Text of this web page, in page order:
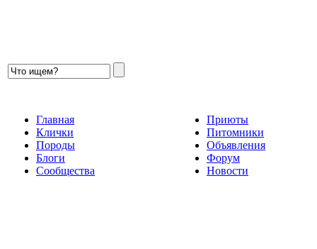
Главная
Клички
Породы
Блоги
Сообщества
Приюты
Питомники
Объявления
Форум
Новости